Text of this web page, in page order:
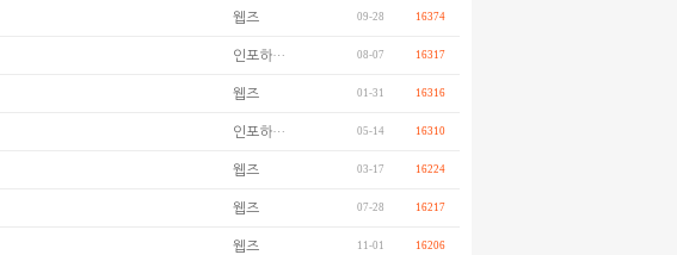
웹즈 09-28 16374
인포하… 08-07 16317
웹즈 01-31 16316
인포하… 05-14 16310
웹즈 03-17 16224
웹즈 07-28 16217
웹즈 11-01 16206